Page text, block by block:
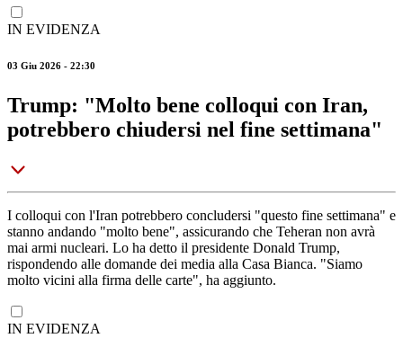
IN EVIDENZA
03 Giu 2026 - 22:30
Trump: "Molto bene colloqui con Iran,
potrebbero chiudersi nel fine settimana"
I colloqui con l'Iran potrebbero concludersi "questo fine settimana" e
stanno andando "molto bene", assicurando che Teheran non avrà
mai armi nucleari. Lo ha detto il presidente Donald Trump,
rispondendo alle domande dei media alla Casa Bianca. "Siamo
molto vicini alla firma delle carte", ha aggiunto.
IN EVIDENZA